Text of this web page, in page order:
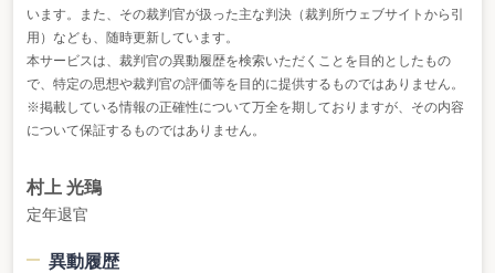
います。また、その裁判官が扱った主な判決（裁判所ウェブサイトから引
用）なども、随時更新しています。
本サービスは、裁判官の異動履歴を検索いただくことを目的としたもの
で、特定の思想や裁判官の評価等を目的に提供するものではありません。
※掲載している情報の正確性について万全を期しておりますが、その内容
について保証するものではありません。
村上 光鵄
定年退官
異動履歴